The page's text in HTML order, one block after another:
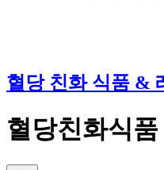
혈당 친화 식품 &
혈당친화식